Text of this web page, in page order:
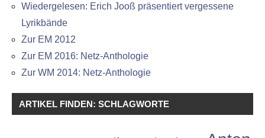
Wiedergelesen: Erich Jooß präsentiert vergessene
Lyrikbände
Zur EM 2012
Zur EM 2016: Netz-Anthologie
Zur WM 2014: Netz-Anthologie
ARTIKEL FINDEN: SCHLAGWORTE